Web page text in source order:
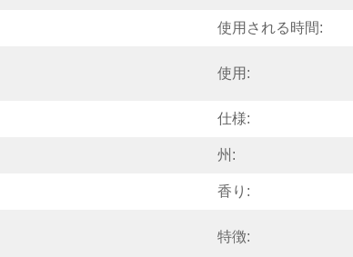
使用される時間:
使用:
仕様:
州:
香り:
特徴: